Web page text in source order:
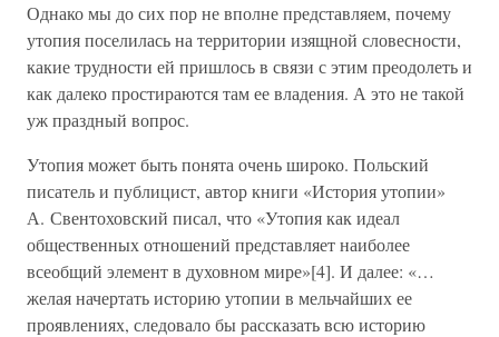
Однако мы до сих пор не вполне представляем, почему
утопия поселилась на территории изящной словесности,
какие трудности ей пришлось в связи с этим преодолеть и
как далеко простираются там ее владения. А это не такой
уж праздный вопрос.
Утопия может быть понята очень широко. Польский
писатель и публицист, автор книги «История утопии»
А. Свентоховский писал, что «Утопия как идеал
общественных отношений представляет наиболее
всеобщий элемент в духовном мире»[4]. И далее: «…
желая начертать историю утопии в мельчайших ее
проявлениях, следовало бы рассказать всю историю